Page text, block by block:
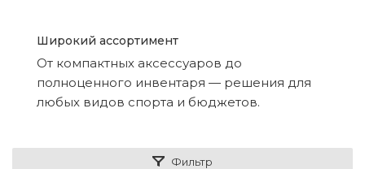
Широкий ассортимент
От компактных аксессуаров до
полноценного инвентаря — решения для
любых видов спорта и бюджетов.
Фильтр